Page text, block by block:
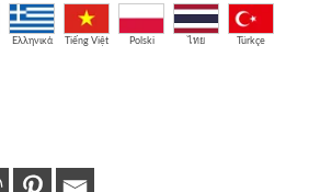
Ελληνικά Tiếng Việt Polski ไทย Türkçe